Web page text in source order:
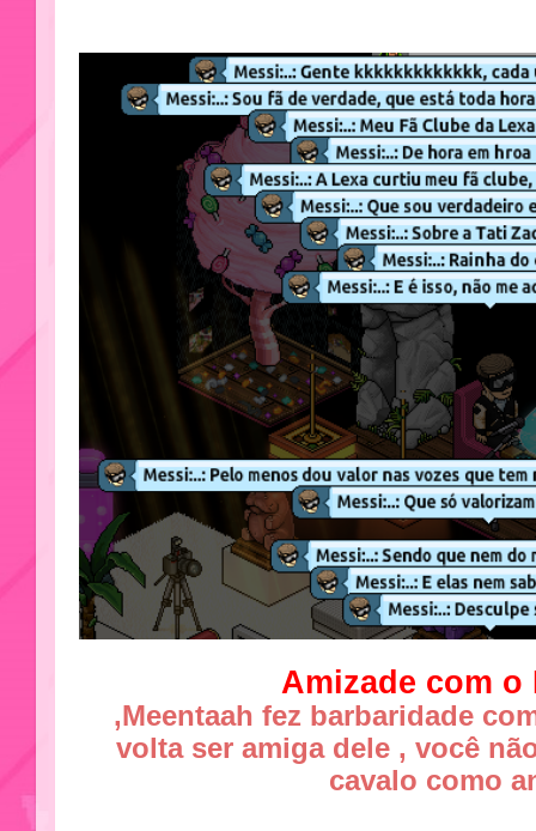
Amizade com
,Meentaah fez barbaridade
volta ser amiga dele , você
cavalo como